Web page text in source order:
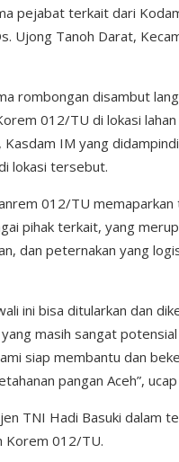
pejabat terkait dari
Ujong Tanoh Darat,
rombongan disambut
012/TU di lokasi
IM yang
lokasi tersebut.
012/TU
pihak terkait, yang
dan peternakan yang
ini bisa ditularkan dan
masih sangat
siap membantu dan
pangan Aceh”,
TNI Hadi Basuki dalam
Korem 012/TU.